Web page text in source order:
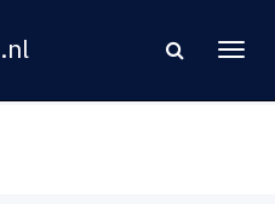
.nl